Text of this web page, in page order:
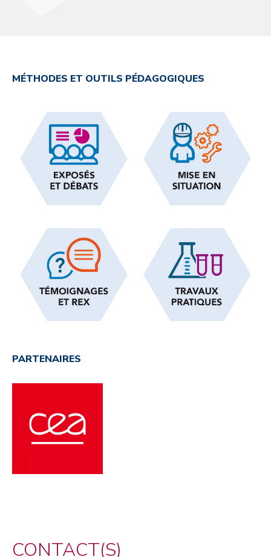
MÉTHODES ET OUTILS PÉDAGOGIQUES
PARTENAIRES
CONTACT(S)